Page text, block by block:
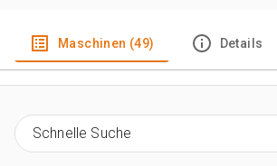
Maschinen (49) Details